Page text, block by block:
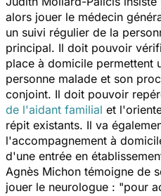
alors jouer le médecin
un suivi régulier de la
principal. Il doit pouvoir
place à domicile permettent
personne malade et son
conjoint. Il doit pouvoir
de l'aidant familial et
répit existants. Il va
l'accompagnement à
d'une entrée en
Agnès Michon témoigne de
jouer le neurologue : "pour